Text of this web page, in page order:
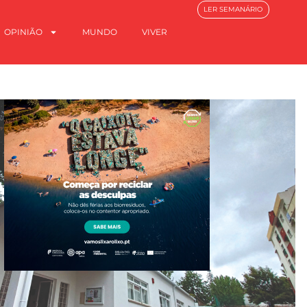
OPINIÃO MUNDO VIVER
LER SEMANÁRIO